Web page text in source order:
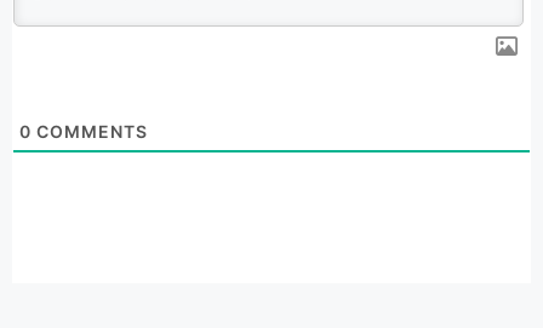
0 COMMENTS